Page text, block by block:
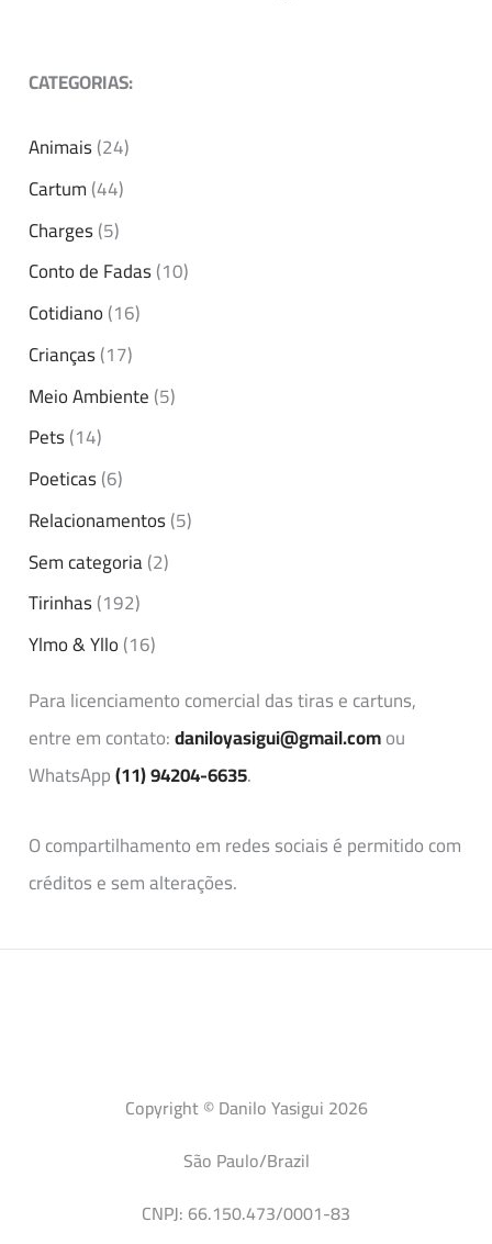
CATEGORIAS:
Animais(24)
Cartum(44)
Charges(5)
Conto de Fadas(10)
Cotidiano(16)
Crianças(17)
Meio Ambiente(5)
Pets(14)
Poeticas(6)
Relacionamentos(5)
Sem categoria(2)
Tirinhas(192)
Ylmo & Yllo(16)
Para licenciamento comercial das tiras e cartuns,
entre em contato:daniloyasigui@gmail.comou
WhatsApp(11) 94204-6635.
O compartilhamento em redes sociais é permitido com
créditos e sem alterações.
Copyright © Danilo Yasigui 2026
São Paulo/Brazil
CNPJ: 66.150.473/0001-83